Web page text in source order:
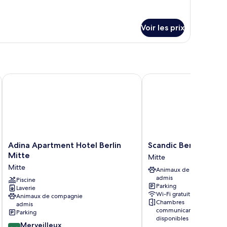
Voir les prix
Adina
Apartment
Berlin
Mitte
Mitte
Adina Apartment Hotel Berlin
Mitte
Mitte
Piscine
Laverie
Animaux de compagnie
admis
Parking
9.2 Merveilleux
Adina Apartment Hotel Berlin Mitte
Scandic
Berlin
Potsdamer
Platz
Mitte
Scandic Berlin
Mitte
Animaux de compagnie
admis
Parking
Wi-Fi gratuit
Chambres
communicantes
disponibles
Scandic Berlin